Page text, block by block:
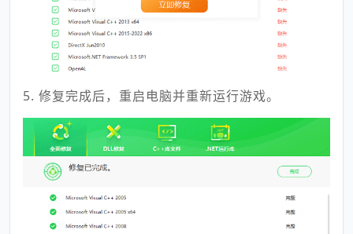
5. 修复完成后，重启电脑并重新运行游戏。